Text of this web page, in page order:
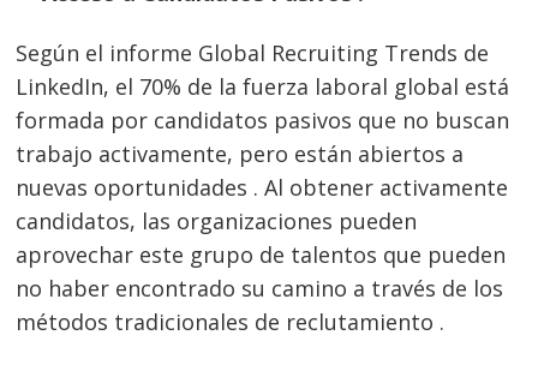
Según el informe Global Recruiting Trends de
LinkedIn, el 70% de la fuerza laboral global está
formada por candidatos pasivos que no buscan
trabajo activamente, pero están abiertos a
nuevas oportunidades . Al obtener activamente
candidatos, las organizaciones pueden
aprovechar este grupo de talentos que pueden
no haber encontrado su camino a través de los
métodos tradicionales de reclutamiento .